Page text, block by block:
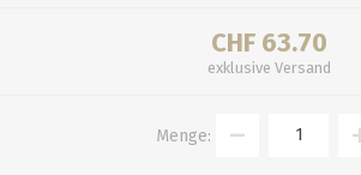
CHF 63.70
exklusive Versand
Menge: